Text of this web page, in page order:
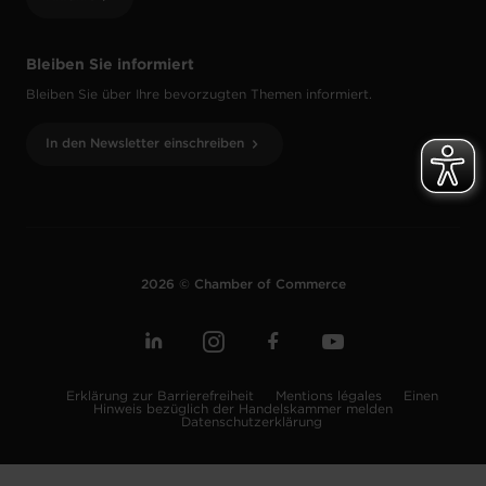
Bleiben Sie informiert
Bleiben Sie über Ihre bevorzugten Themen informiert.
In den Newsletter einschreiben
2026 © Chamber of Commerce
Erklärung zur Barrierefreiheit Mentions légales
Einen
Hinweis bezüglich der Handelskammer melden
Datenschutzerklärung